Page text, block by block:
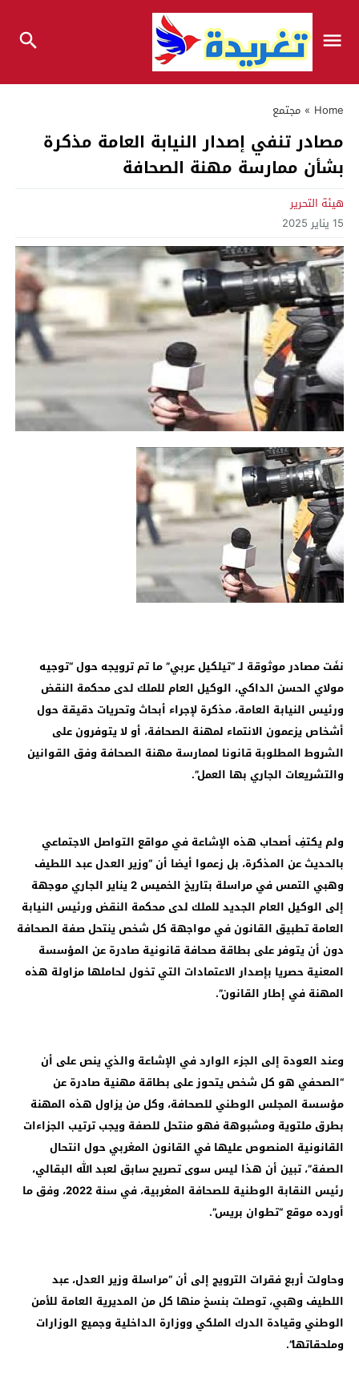
Home
» مجتمع
مصادر تنفي إصدار النيابة العامة مذكرة
بشأن ممارسة مهنة الصحافة
هيئة التحرير
15 يناير 2025
نفَت مصادر موثوقة لـ “تيلكيل عربي” ما تم ترويجه حول “توجيه
مولاي الحسن الداكي، الوكيل العام للملك لدى محكمة النقض
ورئيس النيابة العامة، مذكرة لإجراء أبحاث وتحريات دقيقة حول
أشخاص يزعمون الانتماء لمهنة الصحافة، أو لا يتوفرون على
الشروط المطلوبة قانونا لممارسة مهنة الصحافة وفق القوانين
والتشريعات الجاري بها العمل”.
ولم يكتفِ أصحاب هذه الإشاعة في مواقع التواصل الاجتماعي
بالحديث عن المذكرة، بل زعموا أيضا أن “وزير العدل عبد اللطيف
وهبي التمس في مراسلة بتاريخ الخميس 2 يناير الجاري موجهة
إلى الوكيل العام الجديد للملك لدى محكمة النقض ورئيس النيابة
العامة تطبيق القانون في مواجهة كل شخص ينتحل صفة الصحافة
دون أن يتوفر على بطاقة صحافة قانونية صادرة عن المؤسسة
المعنية حصريا بإصدار الاعتمادات التي تخول لحاملها مزاولة هذه
المهنة في إطار القانون”.
وعند العودة إلى الجزء الوارد في الإشاعة والذي ينص على أن
“الصحفي هو كل شخص يتحوز على بطاقة مهنية صادرة عن
مؤسسة المجلس الوطني للصحافة، وكل من يزاول هذه المهنة
بطرق ملتوية ومشبوهة فهو منتحل للصفة ويجب ترتيب الجزاءات
القانونية المنصوص عليها في القانون المغربي حول انتحال
الصفة”، تبين أن هذا ليس سوى تصريح سابق لعبد الله البقالي،
رئيس النقابة الوطنية للصحافة المغربية، في سنة 2022، وفق ما
أورده موقع “تطوان بريس”.
وحاولت أربع فقرات الترويج إلى أن “مراسلة وزير العدل، عبد
اللطيف وهبي، توصلت بنسخ منها كل من المديرية العامة للأمن
الوطني وقيادة الدرك الملكي ووزارة الداخلية وجميع الوزارات
وملحقاتها”.